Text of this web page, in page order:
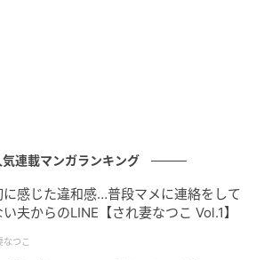
気連載マンガランキング
に感じた違和感…普段マメに連絡をして
い夫からのLINE【され妻なつこ Vol.1】
なつこ